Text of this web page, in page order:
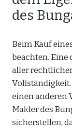
des
Beim Kauf
beachten.
aller
Vollständigkeit.
einen anderen
Makler des
sicherstellen,